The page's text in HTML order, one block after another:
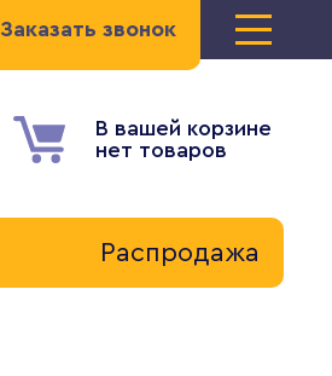
Заказать звонок
В вашей корзине
нет товаров
Распродажа